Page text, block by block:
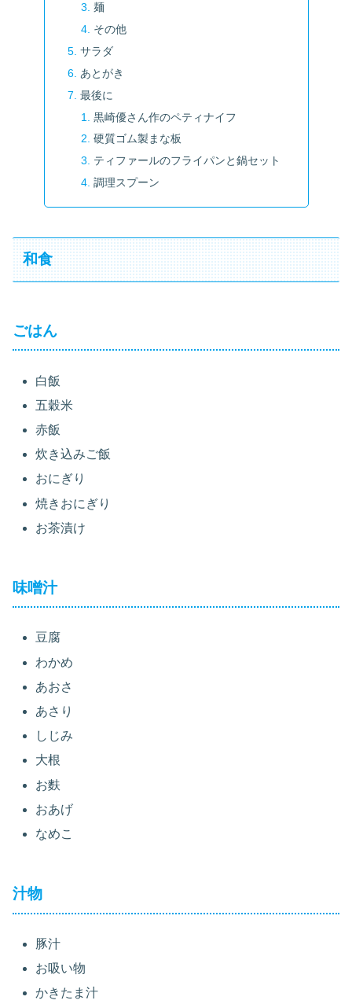
麺
その他
サラダ
あとがき
最後に
黒崎優さん作のペティナイフ
硬質ゴム製まな板
ティファールのフライパンと鍋セット
調理スプーン
和食
ごはん
白飯
五穀米
赤飯
炊き込みご飯
おにぎり
焼きおにぎり
お茶漬け
味噌汁
豆腐
わかめ
あおさ
あさり
しじみ
大根
お麩
おあげ
なめこ
汁物
豚汁
お吸い物
かきたま汁